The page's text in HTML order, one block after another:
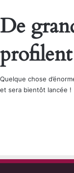
De
Quelque chose
et sera bientôt lancée !